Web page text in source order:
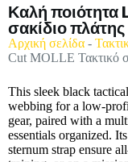
Καλή ποιότητα
σακίδιο πλάτης
Αρχική σελίδα -
Cut MOLLE Τακτικό
This sleek black
webbing for a low-
gear, paired with a
essentials organized.
sternum strap ensure